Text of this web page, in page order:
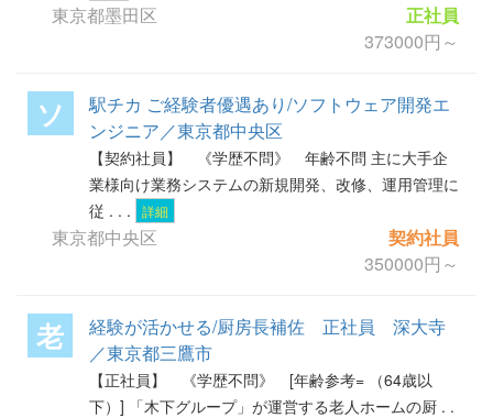
東京都墨田区
正社員
373000円～
ソ
駅チカ ご経験者優遇あり/ソフトウェア開発エ
ンジニア／東京都中央区
【契約社員】 《学歴不問》 年齢不問 主に大手企
業様向け業務システムの新規開発、改修、運用管理に
従 . . .
詳細
東京都中央区
契約社員
350000円～
老
経験が活かせる/厨房長補佐 正社員 深大寺
／東京都三鷹市
【正社員】 《学歴不問》 [年齢参考= （64歳以
下）] 「木下グループ」が運営する老人ホームの厨 . .